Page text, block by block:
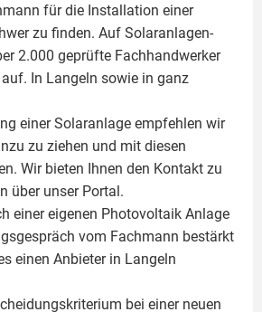
für die Installation einer
zu finden. Auf Solaranlagen-
2.000 geprüfte Fachhandwerker
In Langeln sowie in ganz
einer Solaranlage empfehlen wir
zu ziehen und mit diesen
Wir bieten Ihnen den Kontakt zu
über unser Portal.
einer eigenen Photovoltaik Anlage
vom Fachmann bestärkt
einen Anbieter in Langeln
bei einer neuen